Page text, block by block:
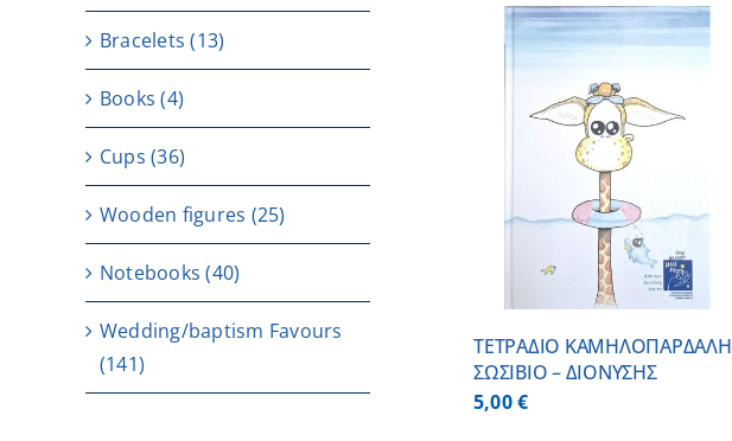
ΤΕΤΡΑΔΙΟ ΚΑΜΗΛΟΠΑΡΔΑΛΗ
ΣΩΣΙΒΙΟ – ΔΙΟΝΥΣΗΣ
5,00€
Bracelets (13)
Books (4)
Cups (36)
Wooden figures (25)
Notebooks (40)
Wedding/baptism Favours
(141)